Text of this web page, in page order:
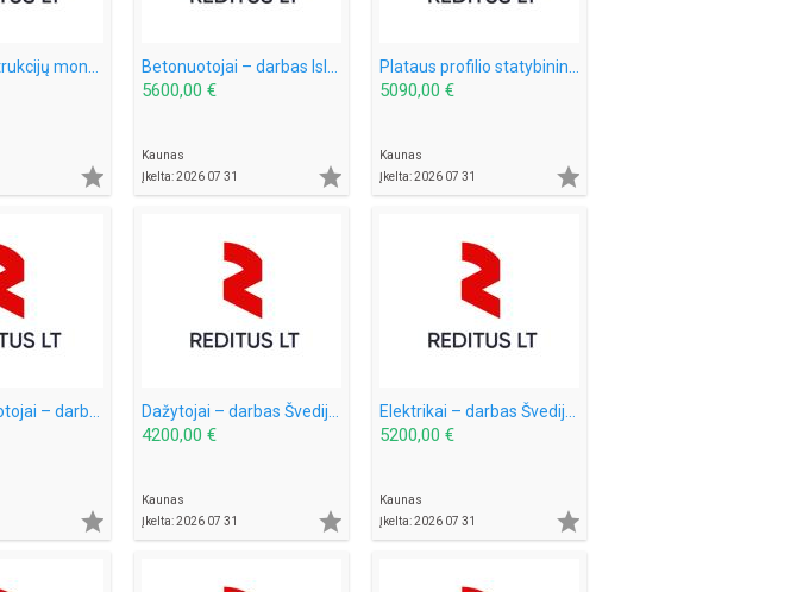

5600,00 €
Kaunas
Įkelta: 2026 07 31

5090,00 €
Kaunas
Įkelta: 2026 07 31


4200,00 €
Kaunas
Įkelta: 2026 07 31

5200,00 €
Kaunas
Įkelta: 2026 07 31
